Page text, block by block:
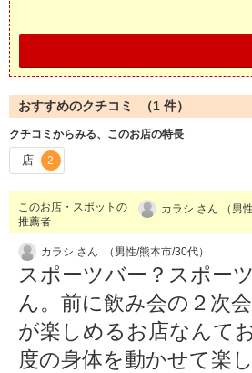
おすすめのクチコミ （1 件）
クチコミからみる、このお店の特長
店 2
このお店・スポットの
推薦者
カラシ さん （男
カラシ さん （男性/熊本市/30代）
スポーツバー？スポー
ん。前に飲み会の２次
が楽しめるお店なんて
度の身体を動かせて楽